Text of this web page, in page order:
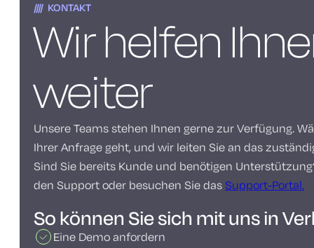
KONTAKT
Wir helfen
weiter
Unsere Teams stehen Ihnen gerne zur Verfügung.
Ihrer Anfrage geht, und wir leiten Sie an das
Sind Sie bereits Kunde und benötigen
den Support oder besuchen Sie dasSupport-Portal.
So können Sie sich mit uns in
Eine Demo anfordern